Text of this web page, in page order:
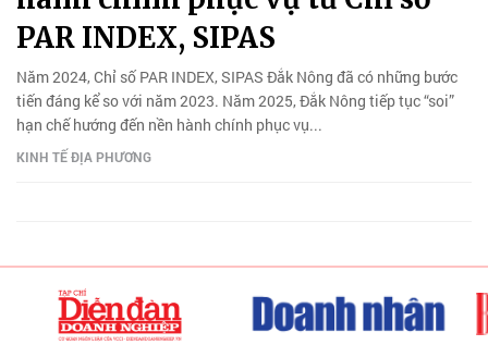
PAR INDEX, SIPAS
Năm 2024, Chỉ số PAR INDEX, SIPAS Đắk Nông đã có những bước
tiến đáng kể so với năm 2023. Năm 2025, Đắk Nông tiếp tục “soi”
hạn chế hướng đến nền hành chính phục vụ...
KINH TẾ ĐỊA PHƯƠNG